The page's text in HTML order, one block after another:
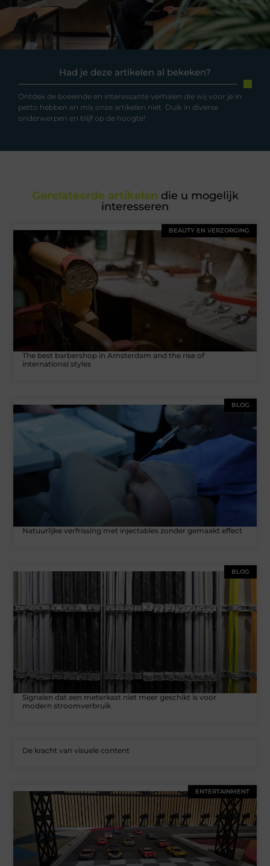
Had je deze artikelen al bekeken?
Ontdek de boeiende en interessante verhalen die wij voor je in
petto hebben en mis onze artikelen niet. Duik in diverse
onderwerpen en blijf op de hoogte!
Gerelateerde artikelen die u mogelijk
interesseren
BEAUTY EN VERZORGING
The best barbershop in Amsterdam and the rise of
international styles
BLOG
Natuurlijke verfrissing met injectables zonder gemaakt effect
BLOG
Signalen dat een meterkast niet meer geschikt is voor
modern stroomverbruik
De kracht van visuele content
ENTERTAINMENT